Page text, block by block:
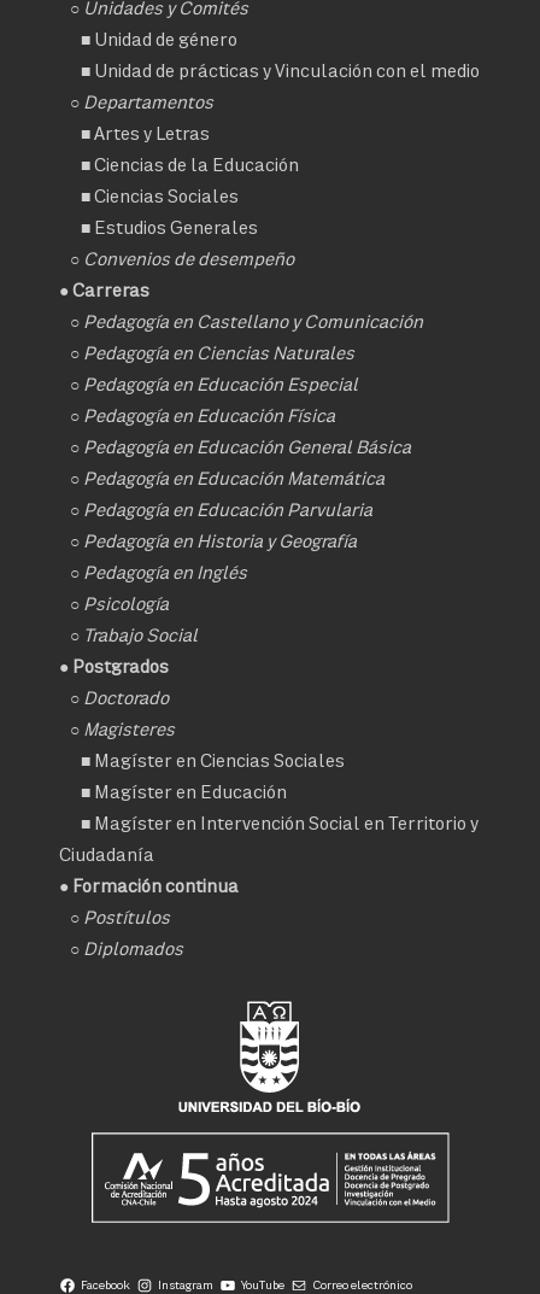
○ Unidades y Comités
■ Unidad de género
■ Unidad de prácticas y Vinculación con el medio
○ Departamentos
■Artes y Letras
■Ciencias de la Educación
■Ciencias Sociales
■ Estudios Generales
○ Convenios de desempeño
● Carreras
○ Pedagogía en Castellano y Comunicación
○ Pedagogía en Ciencias Naturales
○ Pedagogía en Educación Especial
○ Pedagogía en Educación Física
○ Pedagogía en Educación General Básica
○ Pedagogía en Educación Matemática
○ Pedagogía en Educación Parvularia
○ Pedagogía en Historia y Geografía
○ Pedagogía en Inglés
○ Psicología
○ Trabajo Social
● Postgrados
○ Doctorado
○ Magisteres
■ Magíster en Ciencias Sociales
■ Magíster en Educación
■ Magíster en Intervención Social en Territorio y
Ciudadanía
● Formación continua
○ Postítulos
○ Diplomados
Facebook Instagram YouTube Correo electrónico